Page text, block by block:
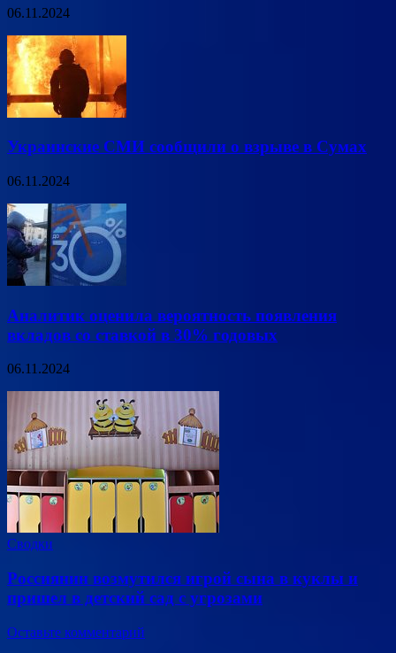
06.11.2024
Украинские СМИ сообщили о взрыве в Сумах
06.11.2024
Аналитик оценила вероятность появления
вкладов со ставкой в 30% годовых
06.11.2024
Сводки
Россиянин возмутился игрой сына в куклы и
пришел в детский сад с угрозами
Оставьте комментарий